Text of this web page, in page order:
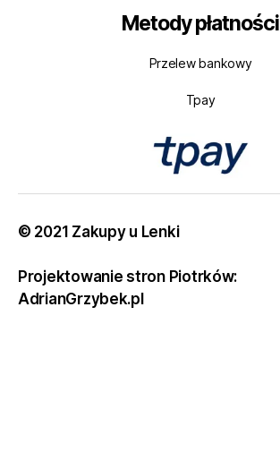
Metody płatności
Przelew bankowy
Tpay
© 2021 Zakupy u Lenki
Projektowanie stron Piotrków:
AdrianGrzybek.pl